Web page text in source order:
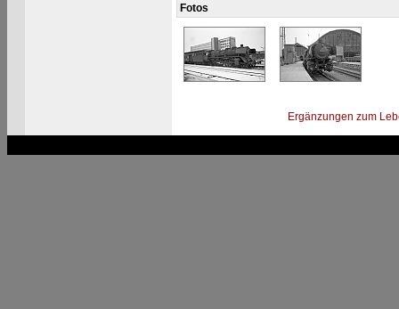
Fotos
Ergänzungen zum